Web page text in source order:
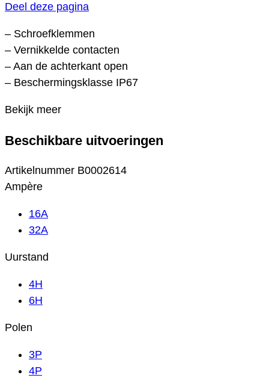
Deel deze pagina
– Schroefklemmen
– Vernikkelde contacten
– Aan de achterkant open
– Beschermingsklasse IP67
Bekijk meer
Beschikbare uitvoeringen
Artikelnummer B0002614
Ampère
16A
32A
Uurstand
4H
6H
Polen
3P
4P